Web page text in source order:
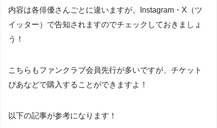
内容は各俳優さんごとに違いますが、Instagram・X（ツ
イッター）で告知されますのでチェックしておきましょ
う！
こちらもファンクラブ会員先行が多いですが、チケット
ぴあなどで購入することができますよ！
以下の記事が参考になります！